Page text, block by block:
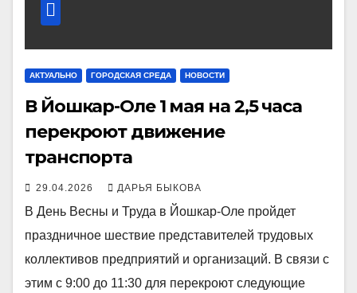
АКТУАЛЬНО ГОРОДСКАЯ СРЕДА НОВОСТИ
В Йошкар-Оле 1 мая на 2,5 часа
перекроют движение
транспорта
29.04.2026 ДАРЬЯ БЫКОВА
В День Весны и Труда в Йошкар-Оле пройдет
праздничное шествие представителей трудовых
коллективов предприятий и организаций. В связи с
этим с 9:00 до 11:30 для перекроют следующие